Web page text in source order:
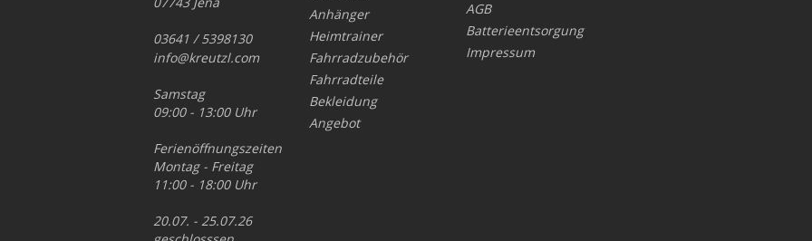
03641 / 5398130
info@kreutzl.com
Samstag
09:00 - 13:00 Uhr
Ferienöffnungszeiten
Montag - Freitag
11:00 - 18:00 Uhr
20.07. - 25.07.26
Anhänger
Heimtrainer
Fahrradzubehör
Fahrradteile
Bekleidung
Angebot
AGB
Batterieentsorgung
Impressum